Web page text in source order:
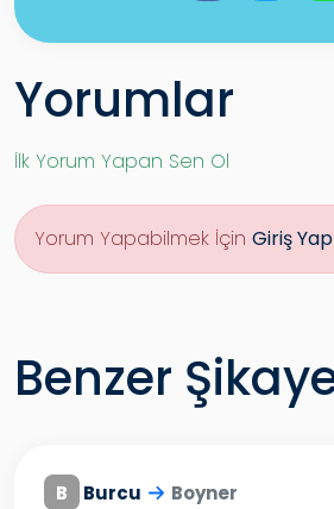
Yorumlar
İlk Yorum Yapan Sen Ol
Yorum Yapabilmek İçin Giriş Yap
Benzer
B Burcu Boyner